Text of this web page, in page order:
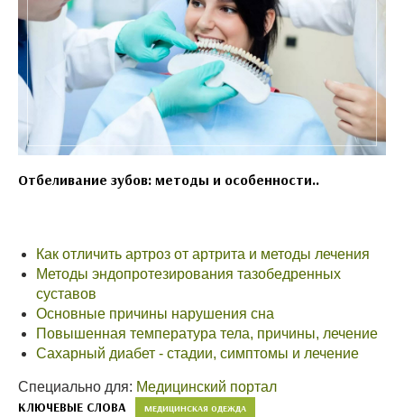
Отбеливание зубов: методы и особенности..
Как отличить артроз от артрита и методы лечения
Методы эндопротезирования тазобедренных
суставов
Основные причины нарушения сна
Повышенная температура тела, причины, лечение
Сахарный диабет - стадии, симптомы и лечение
Специально для: Медицинский портал
КЛЮЧЕВЫЕ СЛОВА МЕДИЦИНСКАЯ ОДЕЖДА